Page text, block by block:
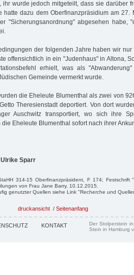
ihr wurde jedoch mitgeteilt, dass sie darüber
hatte dazu dem Oberfinanzpräsidium am 27.
"Sicherungsanordnung" abgesehen habe,
der folgenden Jahre haben wir nur
offensichtlich in ein "Judenhaus" in Altona,
erhielt, was als
Gemeinde vermerkt wurde.
die Eheleute Blumenthal als zwei von
Theresienstadt deportiert. Von dort
Auschwitz transportiert, wo sich ihre
Eheleute Blumenthal sofort nach ihrer
Sparr
314-15 Oberfinanzpräsident, F 174; Festschrift
von Frau Jane Barry, 10.12.2015.
genutzter Quellen siehe Link "Recherche und
druckansicht / Seitenanfang
KONTAKT
Der Stolperstein
Stein in Hamburg